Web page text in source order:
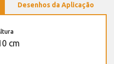
Desenhos da Aplicação
cm